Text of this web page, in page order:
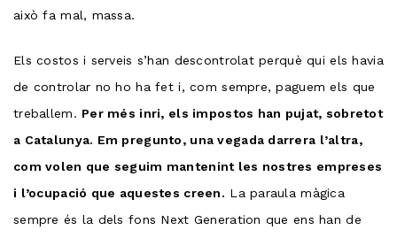
això fa mal, massa.
Els costos i serveis s’han descontrolat perquè qui els havia
de controlar no ho ha fet i, com sempre, paguem els que
treballem. Per més inri, els impostos han pujat, sobretot
a Catalunya. Em pregunto, una vegada darrera l’altra,
com volen que seguim mantenint les nostres empreses
i l’ocupació que aquestes creen. La paraula màgica
sempre és la dels fons Next Generation que ens han de